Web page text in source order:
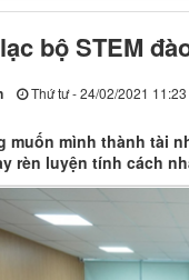
bộ STEM
Thứ tư - 24/02/2021 11:23
muốn mình thành tài
rèn luyện tính cách